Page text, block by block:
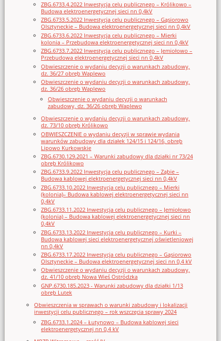
ZBG.6733.4.2022 Inwestycja celu publicznego – Królikowo –
Budowa elektroenergetycznej sieci nn 0,4kV
ZBG.6733.5.2022 Inwestycja celu publicznego – Gąsiorowo
Olsztyneckie – Budowa elektroenergetycznej sieci nn 0,4kV
ZBG.6733.6.2022 Inwestycja celu publicznego – Mierki
kolonia – Przebudowa elektroenergetycznej sieci nn 0,4kV
ZBG.6733.7.2022 Inwestycja celu publicznego – Jemiołowo –
Przebudowa elektroenergetycznej sieci nn 0,4kV
Obwieszczenie o wydaniu decyzji o warunkach zabudowy,
dz. 36/27 obręb Waplewo
Obwieszczenie o wydaniu decyzji o warunkach zabudowy,
dz. 36/26 obręb Waplewo
Obwieszczenie o wydaniu decyzji o warunkach
zabudowy, dz. 36/26 obręb Waplewo
Obwieszczenie o wydaniu decyzji o warunkach zabudowy,
dz. 73/10 obręb Królikowo
OBWIESZCZENIE o wydaniu decyzji w sprawie wydania
warunków zabudowy dla działek 124/15 i 124/16, obręb
Lipowo Kurkowskie
ZBG.6730.129.2021 – Warunki zabudowy dla działki nr 73/24
obręb Królikowo
ZBG.6733.9.2022 Inwestycja celu publicznego – Ząbie –
Budowa kablowej elektroenergetycznej sieci nn 0,4kV
ZBG.6733.10.2022 Inwestycja celu publicznego – Mierki
(kolonia)– Budowa kablowej elektroenergetycznej sieci nn
0,4kV
ZBG.6733.11.2022 Inwestycja celu publicznego – Jemiołowo
(kolonia) – Budowa kablowej elektroenergetycznej sieci nn
0,4kV
ZBG.6733.13.2022 Inwestycja celu publicznego – Kurki –
Budowa kablowej sieci elektroenergetycznej oświetleniowej
nn 0,4kV
ZBG.6733.17.2022 Inwestycja celu publicznego – Gąsiorowo
Olsztyneckie – Budowa elektroenergetycznej sieci nn 0,4 kV
Obwieszczenie o wydaniu decyzji o warunkach zabudowy,
dz. 41/10 obręb Nowa Wieś Ostródzka
GNP.6730.185.2023 - Warunki zabudowy dla działki 1/13
obręb Lutek
Obwieszczenia w sprawach o warunki zabudowy i lokalizacji
inwestycji celu publicznego – rok wszczęcia sprawy 2024
ZBG.6733.1.2024 – Łutynowo – Budowa kablowej sieci
elektroenergetycznej nn 0,4 kV